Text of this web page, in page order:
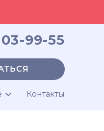
99-55
Контакты